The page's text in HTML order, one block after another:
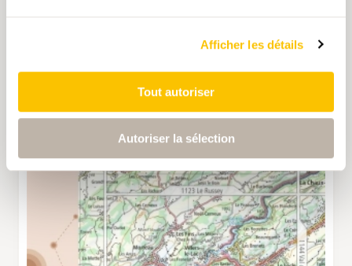
Afficher les détails
Tout autoriser
Autoriser la sélection